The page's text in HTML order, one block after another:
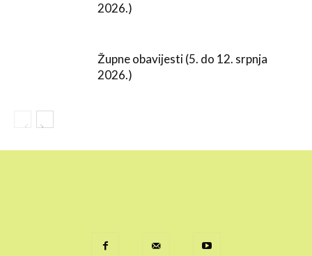
2026.)
Župne obavijesti (5. do 12. srpnja
2026.)